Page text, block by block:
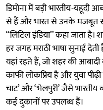
डिमोना में बड़ी भारतीय-यहूदी
से हैं और भारत से उनके मजबूत
‘‘लिटिल इंडिया’’ कहा जाता
हर जगह मराठी भाषा सुनाई
यहां रहते हैं, जो शहर की
काफी लोकप्रिय है और युवा पीढ़ी
चाट’ और ‘भेलपुरी’ जैसे
कई दुकानों पर उपलब्ध हैं।